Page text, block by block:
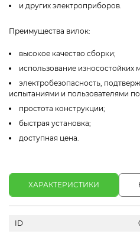
и других электроприборов.
Преимущества вилок:
высокое качество сборки;
использование износостойких
электробезопасность,
испытаниями и пользователями
простота конструкции;
быстрая установка;
доступная цена.
ХАРАКТЕРИСТИКИ
ID